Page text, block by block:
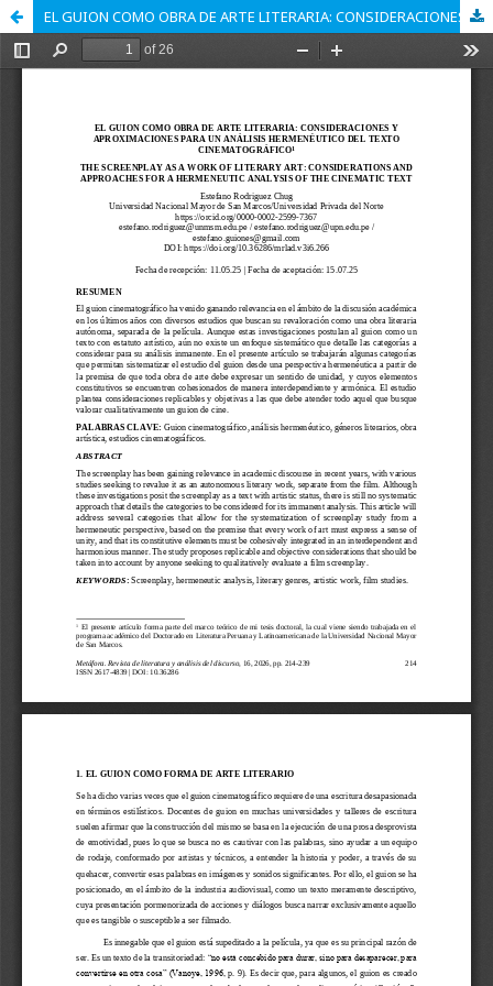
EL GUION COMO OBRA DE ARTE LITERARIA: CONSIDERACIONES Y APROXIMACIONES PARA UN ANÁLISIS HERMENÉUTICO DEL TEXTO CINEMATOGRÁFICO